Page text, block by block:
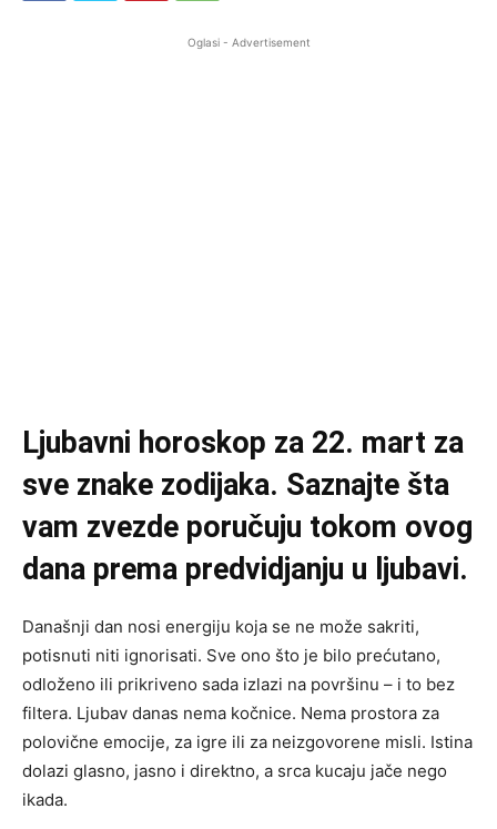
Oglasi - Advertisement
Ljubavni horoskop za 22. mart za
sve znake zodijaka. Saznajte šta
vam zvezde poručuju tokom ovog
dana prema predvidjanju u ljubavi.
Današnji dan nosi energiju koja se ne može sakriti,
potisnuti niti ignorisati. Sve ono što je bilo prećutano,
odloženo ili prikriveno sada izlazi na površinu – i to bez
filtera. Ljubav danas nema kočnice. Nema prostora za
polovične emocije, za igre ili za neizgovorene misli. Istina
dolazi glasno, jasno i direktno, a srca kucaju jače nego
ikada.